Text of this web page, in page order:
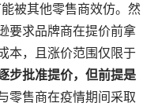
被其他零售商效仿。然
要求品牌商在提价前拿
本，且涨价范围仅限于
步批准提价，但前提是
零售商在疫情期间采取